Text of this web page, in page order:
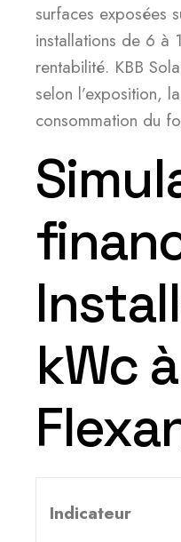
surfaces exposées
installations de 6 à
rentabilité. KBB
selon l’exposition,
consommation du
kWc à
Indicateur